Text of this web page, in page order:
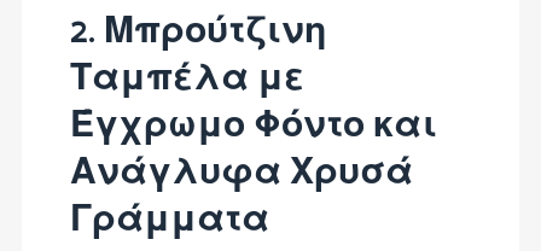
2. Μπρούτζινη
Ταμπέλα με
Έγχρωμο Φόντο και
Ανάγλυφα Χρυσά
Γράμματα